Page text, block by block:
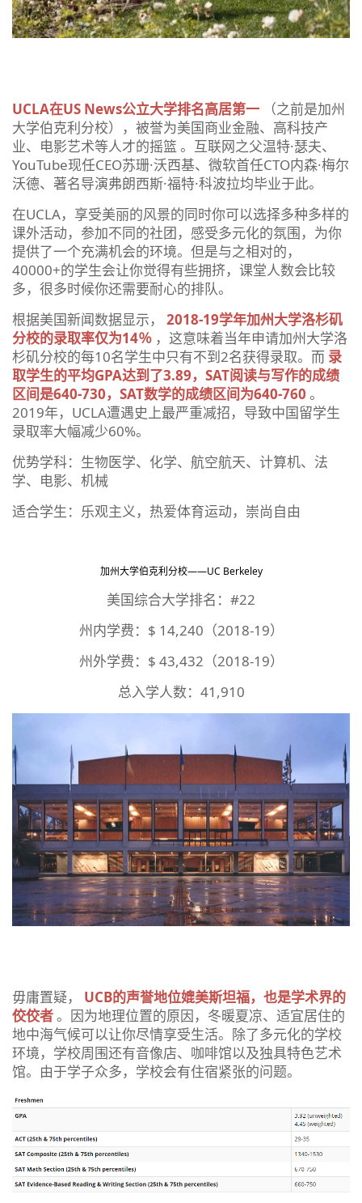
UCLA在US News公立大学排名高居第一 （之前是加州
大学伯克利分校），被誉为美国商业金融、高科技产
业、电影艺术等人才的摇篮 。互联网之父温特·瑟夫、
YouTube现任CEO苏珊·沃西基、微软首任CTO内森·梅尔
沃德、著名导演弗朗西斯·福特·科波拉均毕业于此。
在UCLA，享受美丽的风景的同时你可以选择多种多样的
课外活动，参加不同的社团，感受多元化的氛围，为你
提供了一个充满机会的环境。但是与之相对的，
40000+的学生会让你觉得有些拥挤，课堂人数会比较
多，很多时候你还需要耐心的排队。
根据美国新闻数据显示， 2018-19学年加州大学洛杉矶
分校的录取率仅为14％ ，这意味着当年申请加州大学洛
杉矶分校的每10名学生中只有不到2名获得录取。而 录
取学生的平均GPA达到了3.89，SAT阅读与写作的成绩
区间是640-730，SAT数学的成绩区间为640-760 。
2019年，UCLA遭遇史上最严重减招，导致中国留学生
录取率大幅减少60%。
优势学科：生物医学、化学、航空航天、计算机、法
学、电影、机械
适合学生：乐观主义，热爱体育运动，崇尚自由
加州大学伯克利分校——UC Berkeley
美国综合大学排名：#22
州内学费：$ 14,240（2018-19）
州外学费：$ 43,432（2018-19）
总入学人数：41,910
毋庸置疑， UCB的声誉地位媲美斯坦福，也是学术界的
佼佼者。因为地理位置的原因，冬暖夏凉、适宜居住的
地中海气候可以让你尽情享受生活。除了多元化的学校
环境，学校周围还有音像店、咖啡馆以及独具特色艺术
馆。由于学子众多，学校会有住宿紧张的问题。